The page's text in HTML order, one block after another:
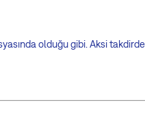
olduğu gibi. Aksi